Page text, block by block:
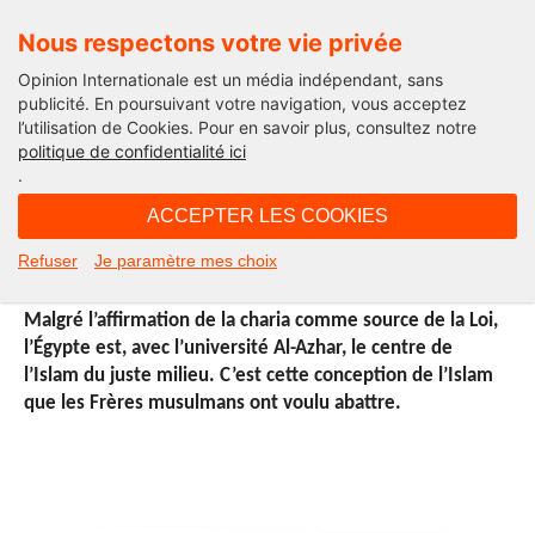
Nous respectons votre vie privée
Opinion Internationale est un média indépendant, sans
publicité. En poursuivant votre navigation, vous acceptez
l’utilisation de Cookies. Pour en savoir plus, consultez notre
politique de confidentialité ici
.
ACCEPTER LES COOKIES
Refuser Je paramètre mes choix
International
L’Islam contre les islamistes (3/5)
Malgré l’affirmation de la charia comme source de la Loi,
l’Égypte est, avec l’université Al-Azhar, le centre de
l’Islam du juste milieu. C’est cette conception de l’Islam
que les Frères musulmans ont voulu abattre.